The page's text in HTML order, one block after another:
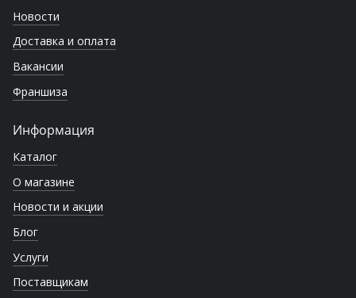
Новости
Доставка и оплата
Вакансии
Франшиза
Информация
Каталог
О магазине
Новости и акции
Блог
Услуги
Поставщикам